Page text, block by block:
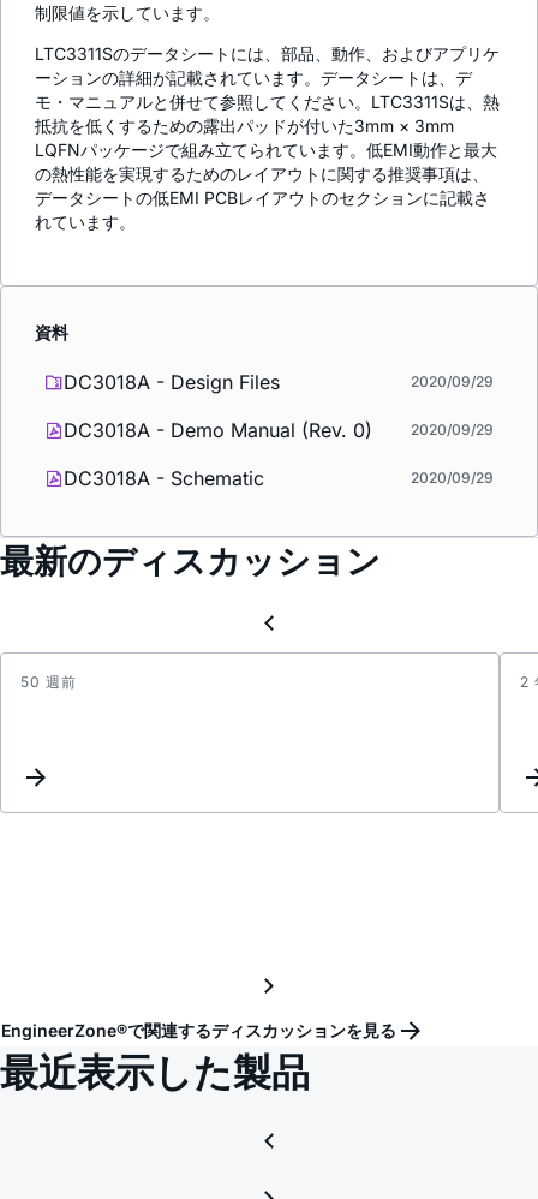
制限値を示しています。
LTC3311Sのデータシートには、部品、動作、およびアプリケ
ーションの詳細が記載されています。データシートは、デ
モ・マニュアルと併せて参照してください。LTC3311Sは、熱
抵抗を低くするための露出パッドが付いた3mm × 3mm
LQFNパッケージで組み立てられています。低EMI動作と最大
の熱性能を実現するためのレイアウトに関する推奨事項は、
データシートの低EMI PCBレイアウトのセクションに記載さ
れています。
資料
DC3018A - Design Files 2020/09/29
DC3018A - Demo Manual (Rev. 0) 2020/09/29
DC3018A - Schematic 2020/09/29
最新のディスカッション
50 週前 2
EngineerZone®で関連するディスカッションを見る
最近表示した製品